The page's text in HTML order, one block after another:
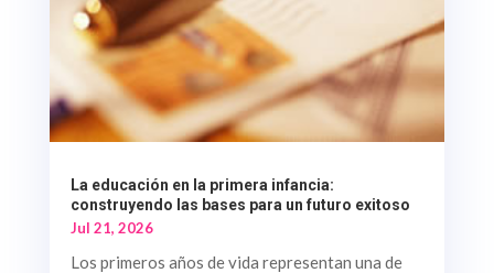
La educación en la primera infancia:
construyendo las bases para un futuro exitoso
Jul 21, 2026
Los primeros años de vida representan una de